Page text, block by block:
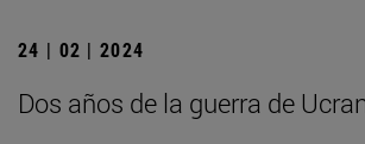
24 | 02 | 2024
Dos años de la guerra de